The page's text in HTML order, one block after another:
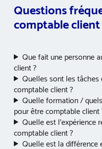
Questions
comptable client
Que fait une personne
client ?
Quelles sont les tâches
comptable client ?
Quelle formation /
pour être comptable client
Quelle est l’expérience
comptable client ?
Quelle est la